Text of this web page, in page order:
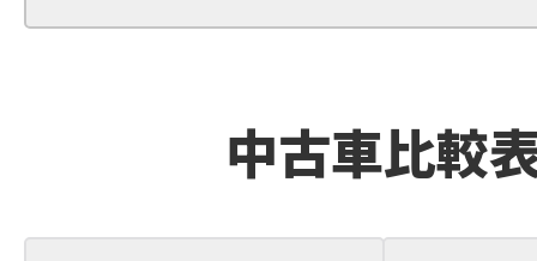
中古車比較